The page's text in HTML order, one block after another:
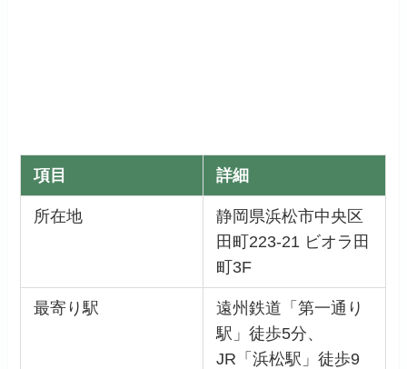
項目 詳細
所在地
静岡県浜松市中央区
田町223-21 ビオラ田
町3F
最寄り駅
遠州鉄道「第一通り
駅」徒歩5分、
JR「浜松駅」徒歩9